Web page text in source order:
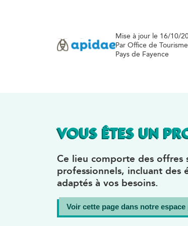
Mise à jour le 16/10/
Par Office de
Pays de Fayence
VOUS ÊTES UN
Ce lieu comporte des offres
professionnels, incluant des
adaptés à vos besoins.
Voir cette page dans notre